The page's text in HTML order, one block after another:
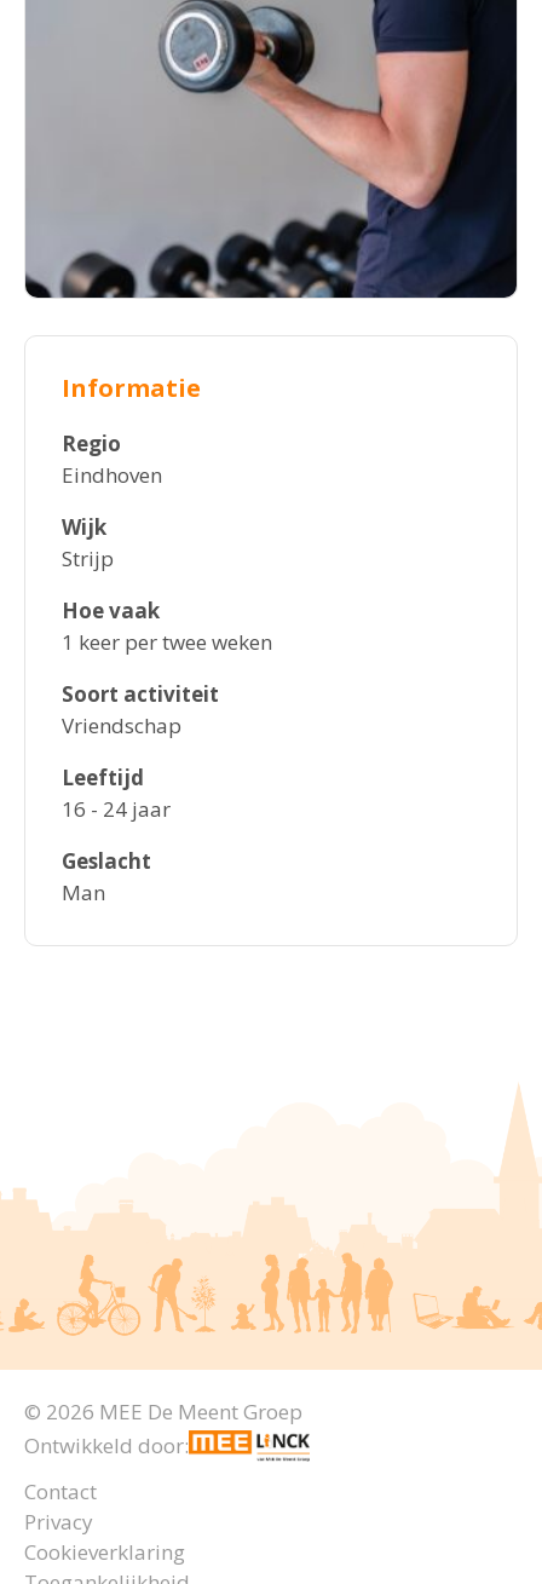
Informatie
Regio
Eindhoven
Wijk
Strijp
Hoe vaak
1 keer per twee weken
Soort activiteit
Vriendschap
Leeftijd
16 - 24 jaar
Geslacht
Man
© 2026 MEE De Meent Groep
Ontwikkeld door:
Contact
Privacy
Cookieverklaring